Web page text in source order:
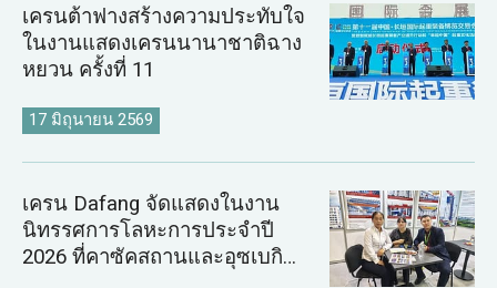
เครนต้าฟางสร้างความประทับใจ
ในงานแสดงเครนนานาชาติฉาง
หยวน ครั้งที่ 11
17 มิถุนายน 2569
เครน Dafang จัดแสดงในงาน
นิทรรศการโลหะการประจำปี
2026 ที่คาซัคสถานและอุซเบกิ